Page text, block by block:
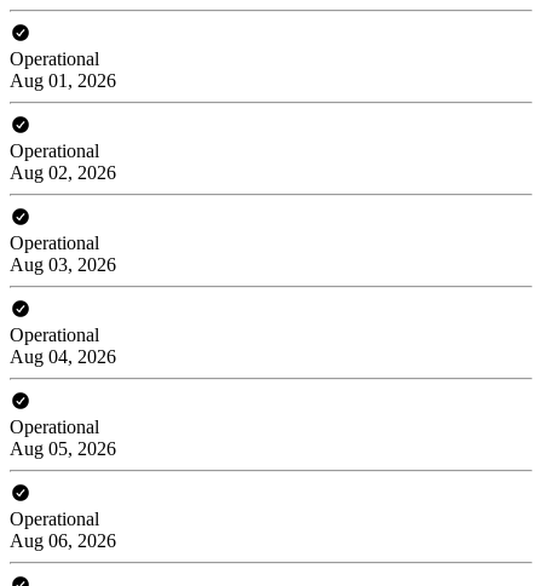
Operational
Aug 01, 2026
Operational
Aug 02, 2026
Operational
Aug 03, 2026
Operational
Aug 04, 2026
Operational
Aug 05, 2026
Operational
Aug 06, 2026